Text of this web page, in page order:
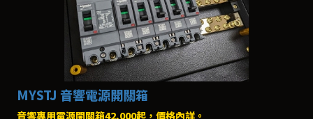
MYSTJ 音響電源開關箱
音響專用電源開關箱42,000起，價格內詳。